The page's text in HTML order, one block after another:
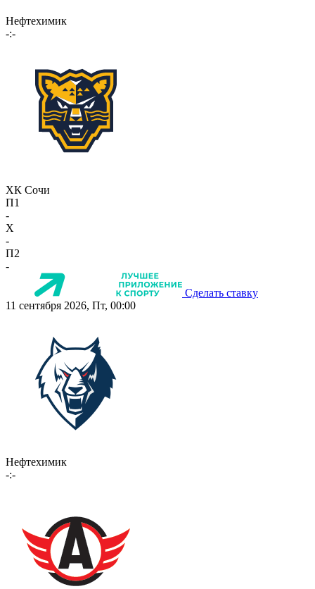
Нефтехимик
-:-
ХК Сочи
П1
-
X
-
П2
-
Сделать ставку
11 сентября 2026, Пт, 00:00
Нефтехимик
-:-